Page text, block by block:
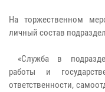
На торжественном
личный состав
«Служба в
работы и
ответственности,